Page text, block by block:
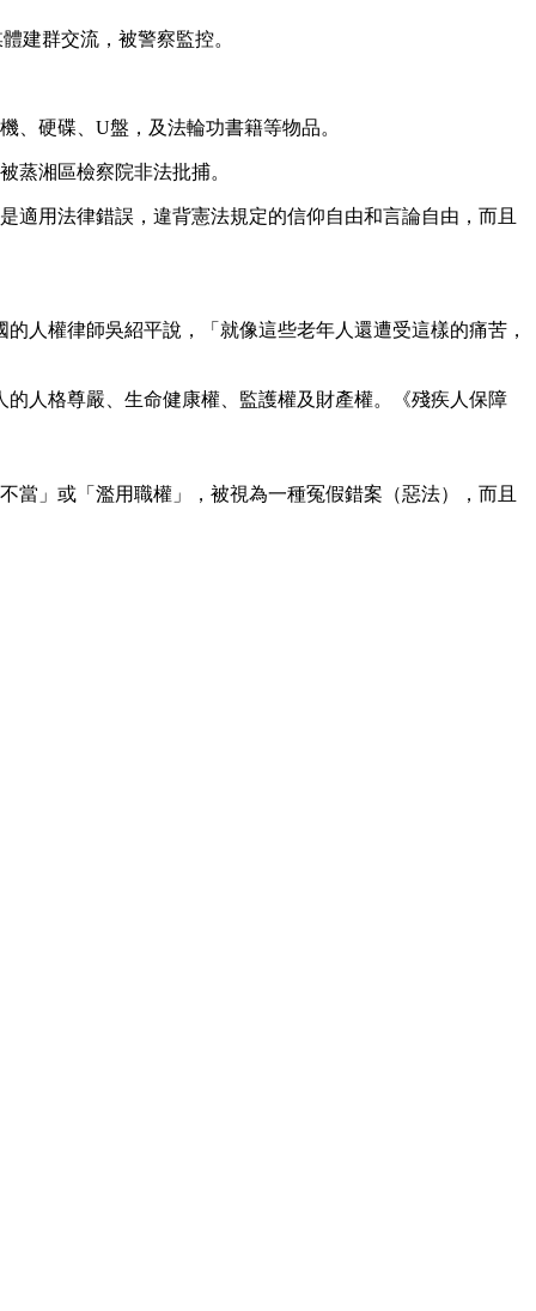
建群交流，被警察監控。
、硬碟、U盤，及法輪功書籍等物品。
蒸湘區檢察院非法批捕。
適用法律錯誤，違背憲法規定的信仰自由和言論自由，而且
人權律師吳紹平說，「就像這些老年人還遭受這樣的痛苦，
人格尊嚴、生命健康權、監護權及財產權。《殘疾人保障
當」或「濫用職權」，被視為一種冤假錯案（惡法），而且